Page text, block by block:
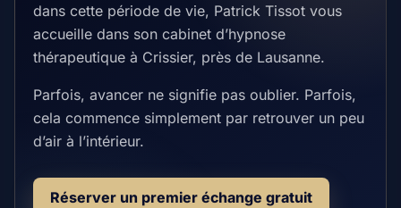
dans cette période de vie, Patrick Tissot vous
accueille dans son cabinet d’hypnose
thérapeutique à Crissier, près de Lausanne.
Parfois, avancer ne signifie pas oublier. Parfois,
cela commence simplement par retrouver un peu
d’air à l’intérieur.
Réserver un premier échange gratuit